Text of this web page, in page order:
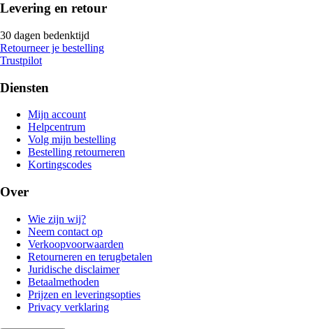
Levering en retour
30 dagen bedenktijd
Retourneer je bestelling
Trustpilot
Diensten
Mijn account
Helpcentrum
Volg mijn bestelling
Bestelling retourneren
Kortingscodes
Over
Wie zijn wij?
Neem contact op
Verkoopvoorwaarden
Retourneren en terugbetalen
Juridische disclaimer
Betaalmethoden
Prijzen en leveringsopties
Privacy verklaring